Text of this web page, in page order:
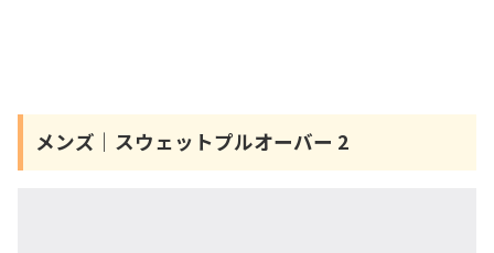
メンズ｜スウェットプルオーバー 2